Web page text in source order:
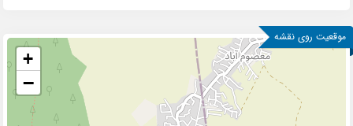
موقعیت روی نقشه
+
−